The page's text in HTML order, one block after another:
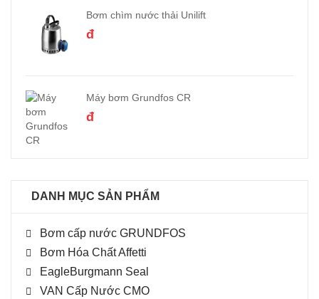
Bơm chìm nước thải Unilift
đ
Máy bơm Grundfos CR
đ
DANH MỤC SẢN PHẨM
Bơm cấp nước GRUNDFOS
Bơm Hóa Chất Affetti
EagleBurgmann Seal
VAN Cấp Nước CMO